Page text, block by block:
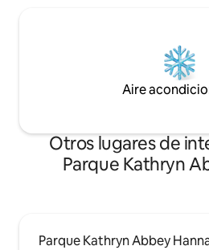
Aire
Otros lugares de
Parque Kathryn
Parque Kathryn Abbey